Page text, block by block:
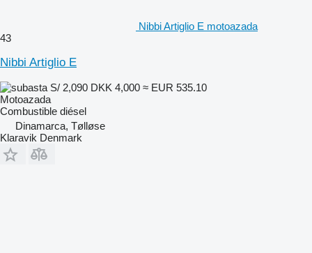
Nibbi Artiglio E motoazada
43
Nibbi Artiglio E
S/ 2,090 DKK 4,000 ≈ EUR 535.10
Motoazada
Combustible diésel
Dinamarca, Tølløse
Klaravik Denmark